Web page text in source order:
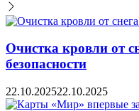
Очистка кровли от
безопасности
22.10.202522.10.2025